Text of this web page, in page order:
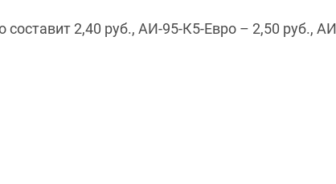
2,40 руб., АИ-95-К5-Евро – 2,50 руб.,